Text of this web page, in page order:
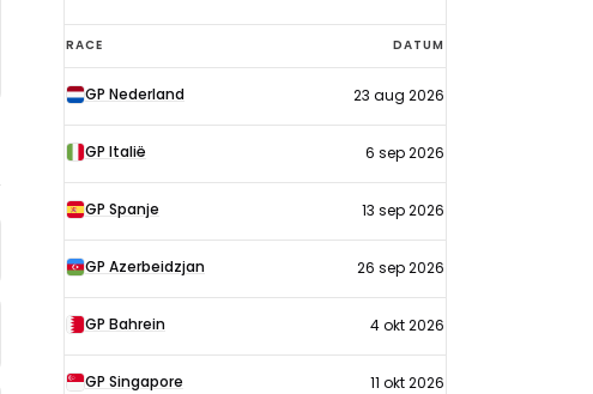
F1-
kalender
2026
RACE DATUM
GP Nederland 23 aug 2026
GP Italië 6 sep 2026
GP Spanje 13 sep 2026
GP Azerbeidzjan 26 sep 2026
GP Bahrein 4 okt 2026
GP Singapore 11 okt 2026